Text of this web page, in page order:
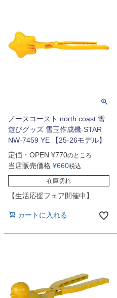
ノースコースト north coast 雪
遊びグッズ 雪玉作成機-STAR
NW-7459 YE 【25-26モデル】
定価・OPEN ¥770のところ
当店販売価格 ¥660税込
在庫切れ
【生活応援フェア開催中】
カートに入れる